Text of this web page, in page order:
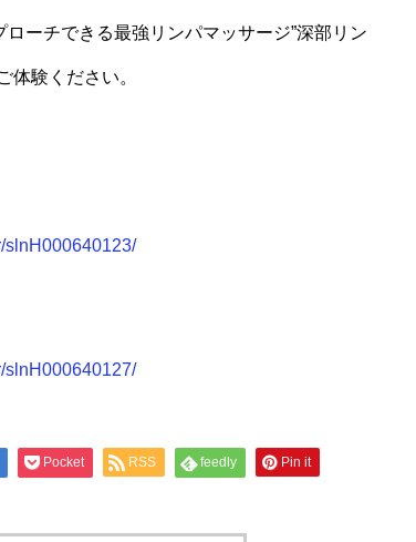
ーチできる最強リンパマッサージ”深部リン
体験ください。
slnH000640123/
slnH000640127/
Pocket RSS feedly Pin it